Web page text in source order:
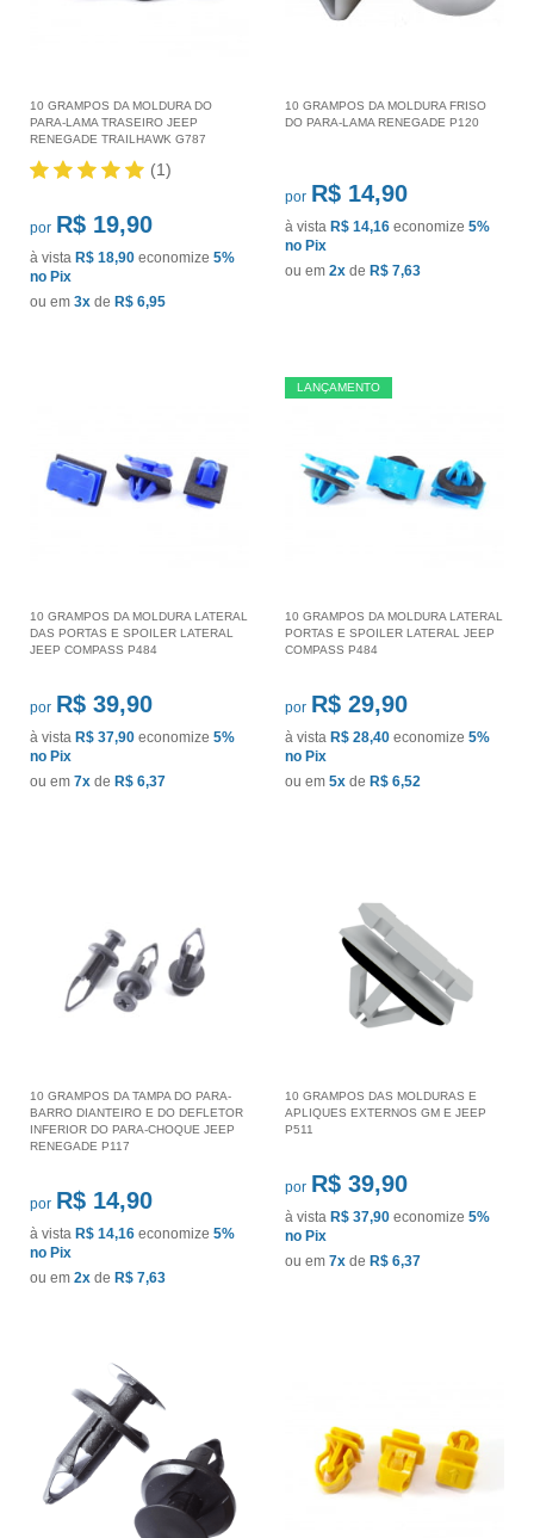
10 GRAMPOS DA MOLDURA DO
PARA-LAMA TRASEIRO JEEP
RENEGADE TRAILHAWK G787
(1)
por R$ 19,90
à vista R$ 18,90 economize 5%
no Pix
ou em 3x de R$ 6,95
10 GRAMPOS DA MOLDURA FRISO
DO PARA-LAMA RENEGADE P120
por R$ 14,90
à vista R$ 14,16 economize 5%
no Pix
ou em 2x de R$ 7,63
10 GRAMPOS DA MOLDURA LATERAL
DAS PORTAS E SPOILER LATERAL
JEEP COMPASS P484
por R$ 39,90
à vista R$ 37,90 economize 5%
no Pix
ou em 7x de R$ 6,37
LANÇAMENTO
10 GRAMPOS DA MOLDURA LATERAL
PORTAS E SPOILER LATERAL JEEP
COMPASS P484
por R$ 29,90
à vista R$ 28,40 economize 5%
no Pix
ou em 5x de R$ 6,52
10 GRAMPOS DA TAMPA DO PARA-
BARRO DIANTEIRO E DO DEFLETOR
INFERIOR DO PARA-CHOQUE JEEP
RENEGADE P117
por R$ 14,90
à vista R$ 14,16 economize 5%
no Pix
ou em 2x de R$ 7,63
10 GRAMPOS DAS MOLDURAS E
APLIQUES EXTERNOS GM E JEEP
P511
por R$ 39,90
à vista R$ 37,90 economize 5%
no Pix
ou em 7x de R$ 6,37